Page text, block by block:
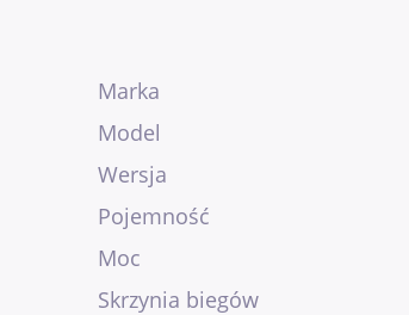
Marka
Model
Wersja
Pojemność
Moc
Skrzynia biegów